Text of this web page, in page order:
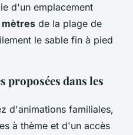
d'un emplacement
de la plage de
le sable fin à pied
proposées dans les
d'animations familiales,
à thème et d'un accès